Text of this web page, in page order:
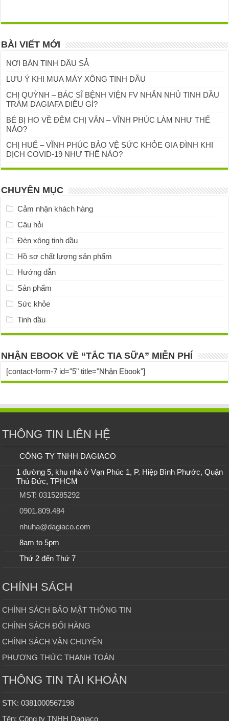
BÀI VIẾT MỚI
NƠI BÁN TINH DẦU SẢ
LƯU Ý KHI MUA MÁY XÔNG TINH DẦU
CHỊ QUỲNH – BÁC SĨ BỆNH VIỆN FV NHẮN NHỦ TINH DẦU
TRÀM DAGIAFA ĐIỀU GÌ?
BÉ BỊ HO VỀ ĐÊM CHỊ VÂN – VĨNH PHÚC LÀM NHƯ THẾ
NÀO?
CHỊ HUẾ – VĨNH PHÚC BẢO VỆ SỨC KHỎE GIA ĐÌNH KHI
DỊCH COVID-19 NHƯ THẾ NÀO?
CHUYÊN MỤC
Cảm nhận khách hàng
Câu hỏi
Đèn xông tinh dầu
Hồ sơ chất lượng sản phẩm
Hướng dẫn
Sản phẩm
Sức khỏe
Tinh dầu
NHẬN EBOOK VỀ “TẮC TIA SỮA” MIỄN PHÍ
[contact-form-7 id="5" title="Nhận Ebook"]
THÔNG TIN LIÊN HỆ
CÔNG TY TNHH DAGIACO
1 đường 5, khu nhà ở Vạn Phúc 1, P. Hiệp Bình Phước, Quận
Thủ Đức, TPHCM
MST: 0315285292
0901.809.484
nhuha@dagiaco.com
8am to 5pm
Thứ 2 đến Thứ 7
CHÍNH SÁCH
CHÍNH SÁCH BẢO MẬT THÔNG TIN
CHÍNH SÁCH ĐỔI HÀNG
CHÍNH SÁCH VẬN CHUYỂN
PHƯƠNG THỨC THANH TOÁN
THÔNG TIN TÀI KHOẢN
STK: 0381000567198
Tên: Công ty TNHH Dagiaco